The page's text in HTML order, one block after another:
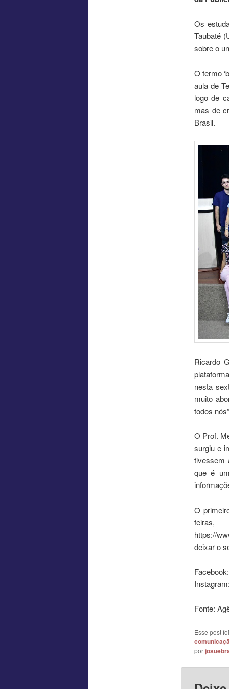
Os
Taubaté
sobre o
O termo
aula de
logo de
mas de
Brasil.
Ricardo
nesta
muito
todos
O Prof.
surgiu e
tivessem
que é
O
https://
deixar o
Fonte:
Esse post
por